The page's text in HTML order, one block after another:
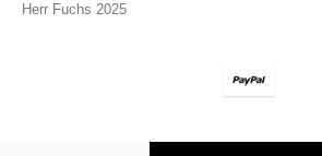
Herr Fuchs 2025